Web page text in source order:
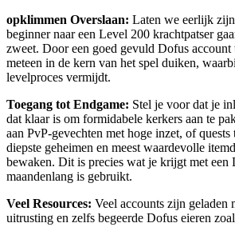
opklimmen Overslaan: Laten we eerlijk
beginner naar een Level 200 krachtpatser
zweet. Door een goed gevuld Dofus
meteen in de kern van het spel duiken,
levelproces vermijdt.
Toegang tot Endgame: Stel je voor dat je
dat klaar is om formidabele kerkers aan te
aan PvP-gevechten met hoge inzet, of
diepste geheimen en meest waardevolle
bewaken. Dit is precies wat je krijgt met een
maandenlang is gebruikt.
Veel Resources: Veel accounts zijn geladen
uitrusting en zelfs begeerde Dofus eieren